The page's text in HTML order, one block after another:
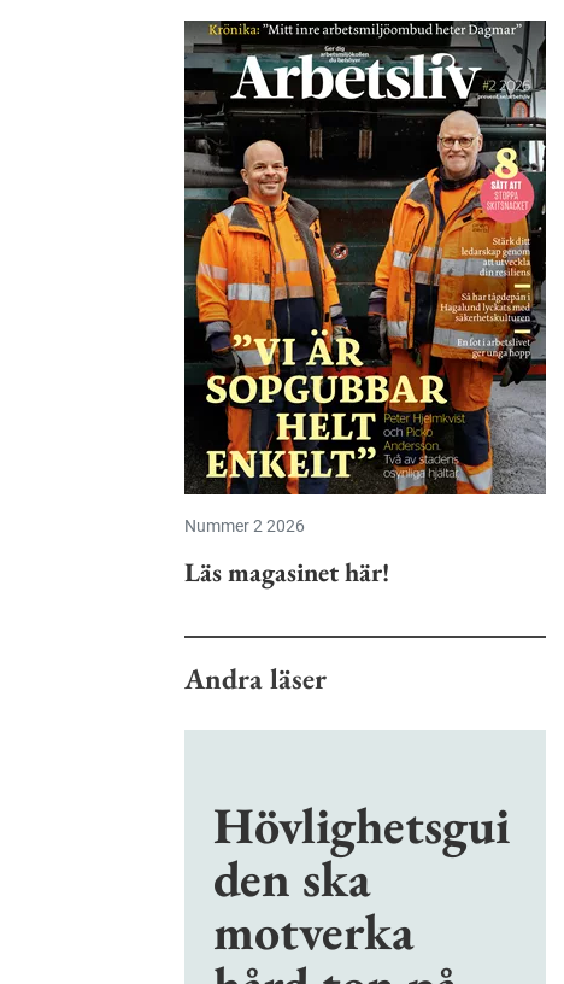
Nummer 2 2026
Läs magasinet här!
Andra läser
Hövlighetsgui
den ska
motverka